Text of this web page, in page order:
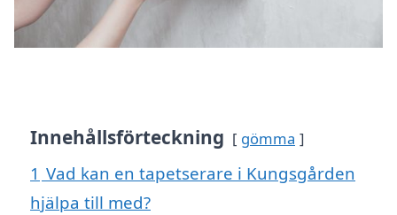
Innehållsförteckning gömma
1 Vad kan en tapetserare i Kungsgården
hjälpa till med?